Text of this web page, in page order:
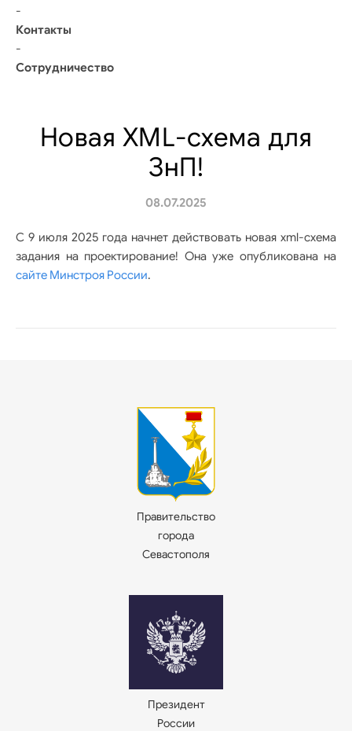
-
Контакты
-
Сотрудничество
Новая XML-схема для
ЗнП!
08.07.2025
С 9 июля 2025 года начнет действовать новая xml-схема
задания на проектирование! Она уже опубликована на
сайте Минстроя России.
Правительство
города
Севастополя
Президент
России